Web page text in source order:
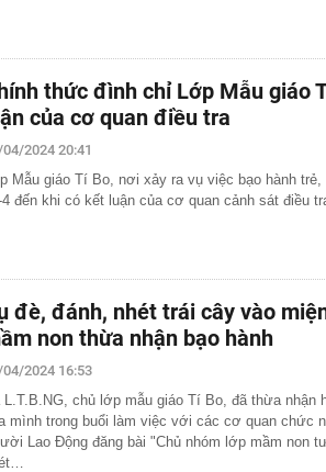
thức đình chỉ Lớp Mẫu giáo
của cơ quan điều tra
2024 20:41
Mẫu giáo Tí Bo, nơi xảy ra vụ việc bạo hành
4 đến khi có kết luận của cơ quan cảnh sát điều
đè, đánh, nhét trái cây vào
non thừa nhận bạo hành
2024 16:53
L.T.B.NG, chủ lớp mẫu giáo Tí Bo, đã thừa nhận
mình trong buổi làm việc với các cơ quan chức
Lao Động đăng bài "Chủ nhóm lớp mầm non